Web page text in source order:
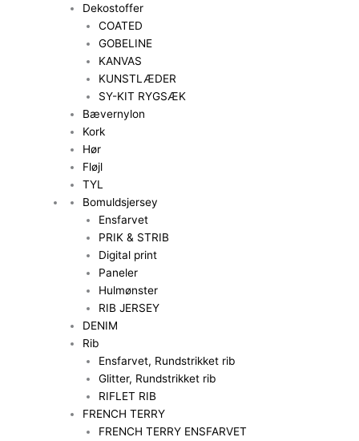
Dekostoffer
COATED
GOBELINE
KANVAS
KUNSTLÆDER
SY-KIT RYGSÆK
Bævernylon
Kork
Hør
Fløjl
TYL
Bomuldsjersey
Ensfarvet
PRIK & STRIB
Digital print
Paneler
Hulmønster
RIB JERSEY
DENIM
Rib
Ensfarvet, Rundstrikket rib
Glitter, Rundstrikket rib
RIFLET RIB
FRENCH TERRY
FRENCH TERRY ENSFARVET